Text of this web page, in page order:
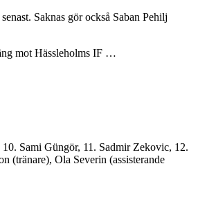
Saknas gör också Saban Pehilj
mot Hässleholms IF …
Sami Güngör, 11. Sadmir Zekovic, 12.
(tränare), Ola Severin (assisterande